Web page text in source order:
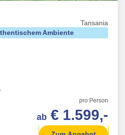
Tansania
Ambiente
pro Person
ab € 1.599,-